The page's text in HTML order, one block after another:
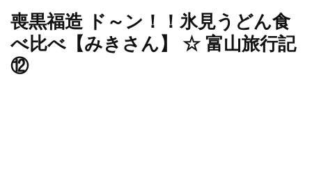
喪黒福造 ド～ン！！氷見うどん食
べ比べ【みきさん】 ☆ 富山旅行記
⑫